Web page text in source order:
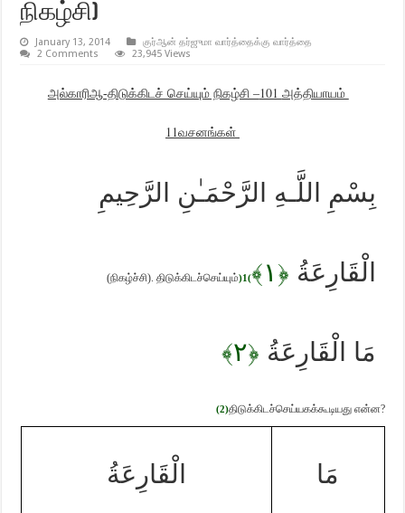
நிகழ்சி)
January 13, 2014
குர்ஆன் தர்ஜுமா வார்த்தைக்கு வார்த்தை
2 Comments
23,945 Views
அத்தியாயம்
101
அல்காரிஆ-திடுக்கிடச்‌ செய்யும் நிகழ்சி –
வசனங்கள்
11
بِسْمِ اللَّـهِ الرَّحْمَـٰنِ الرَّحِيمِ
الْقَارِعَةُ ﴿١﴾ (
1
)
திடுக்கிடச்செய்யும்
(நிகழ்ச்சி).
مَا الْقَارِعَةُ ﴿٢﴾
(2)திடுக்கிடச்செய்யகக்கூடியது என்ன?
مَا الْقَارِعَةُ